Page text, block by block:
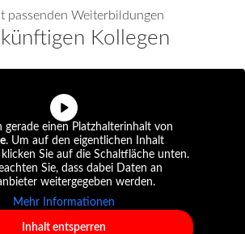
passenden Weiterbildungen
Kollegen
gerade einen Platzhalterinhalt von
. Um auf den eigentlichen Inhalt
Sie auf die Schaltfläche unten.
Sie, dass dabei Daten an
weitergegeben werden.
Mehr Informationen
Inhalt entsperren